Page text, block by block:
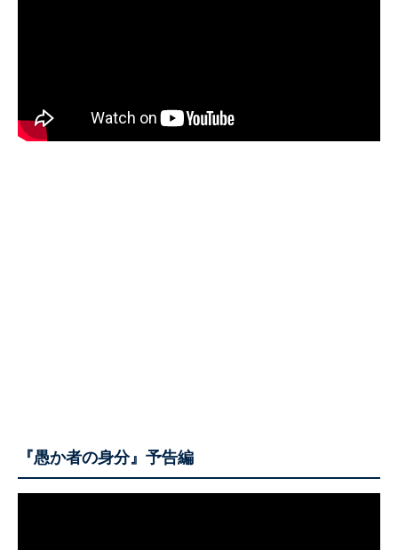
『愚か者の⾝分』予告編